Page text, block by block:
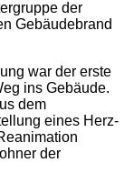
der
Gebäudebrand
war der erste
ins Gebäude.
dem
eines Herz-
der